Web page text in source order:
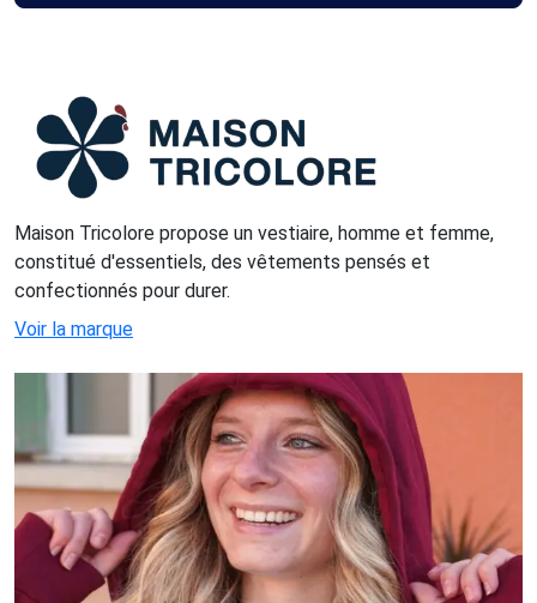
Maison Tricolore propose un vestiaire, homme et femme,
constitué d'essentiels, des vêtements pensés et
confectionnés pour durer.
Voir la marque